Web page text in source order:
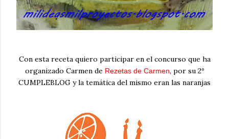
Con esta receta quiero participar en el concurso que ha
organizado Carmen de Rezetas de Carmen, por su 2º
CUMPLEBLOG y la temática del mismo eran las naranjas